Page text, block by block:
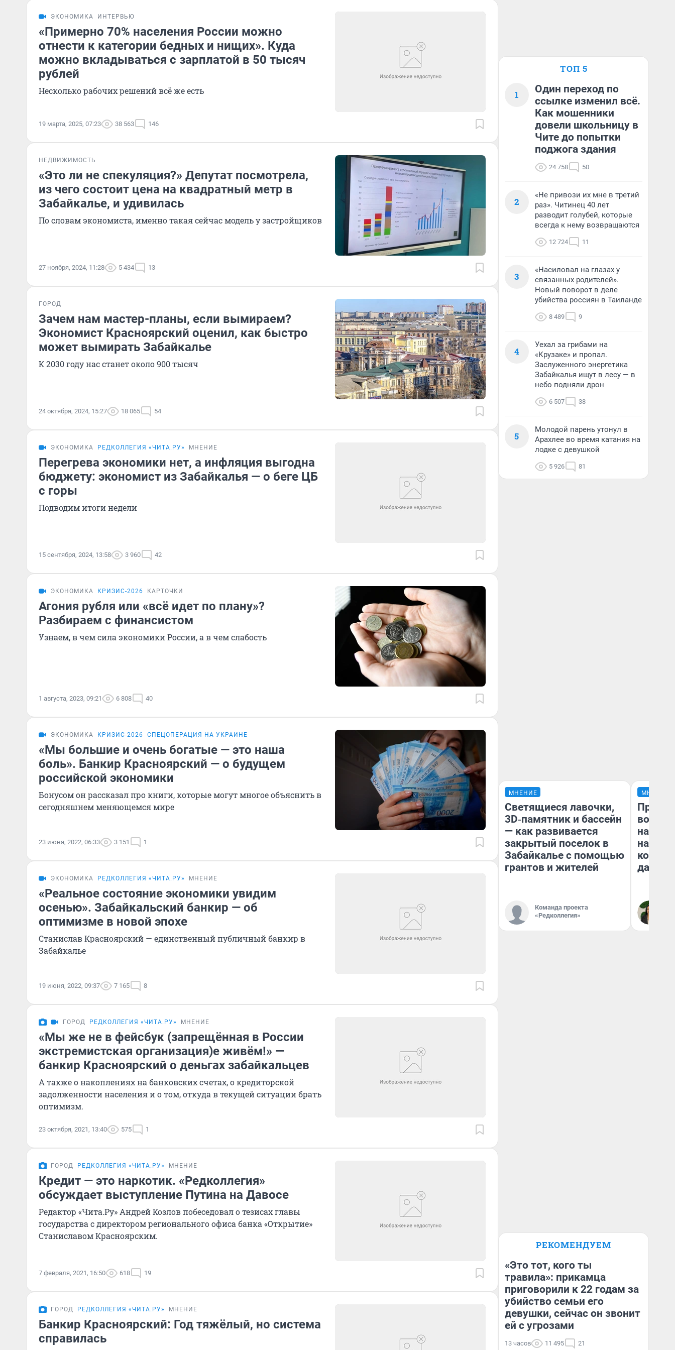
ЭКОНОМИКА ИНТЕРВЬЮ
«Примерно 70% населения России можно
отнести к категории бедных и нищих». Куда
можно вкладываться с зарплатой в 50 тысяч
рублей
Несколько рабочих решений всё же есть
19 марта, 2025, 07:23 38 563 146
НЕДВИЖИМОСТЬ
«Это ли не спекуляция?» Депутат посмотрела,
из чего состоит цена на квадратный метр в
Забайкалье, и удивилась
По словам экономиста, именно такая сейчас модель у застройщиков
27 ноября, 2024, 11:28 5 434 13
ГОРОД
Зачем нам мастер-планы, если вымираем?
Экономист Красноярский оценил, как быстро
может вымирать Забайкалье
К 2030 году нас станет около 900 тысяч
24 октября, 2024, 15:27 18 065 54
ЭКОНОМИКА РЕДКОЛЛЕГИЯ «ЧИТА.РУ» МНЕНИЕ
Перегрева экономики нет, а инфляция выгодна
бюджету: экономист из Забайкалья — о беге ЦБ
с горы
Подводим итоги недели
15 сентября, 2024, 13:58 3 960 42
ЭКОНОМИКА КРИЗИС-2026 КАРТОЧКИ
Агония рубля или «всё идет по плану»?
Разбираем с финансистом
Узнаем, в чем сила экономики России, а в чем слабость
1 августа, 2023, 09:21 6 808 40
ЭКОНОМИКА КРИЗИС-2026 СПЕЦОПЕРАЦИЯ НА УКРАИНЕ
«Мы большие и очень богатые — это наша
боль». Банкир Красноярский — о будущем
российской экономики
Бонусом он рассказал про книги, которые могут многое объяснить в
сегодняшнем меняющемся мире
23 июня, 2022, 06:33 3 151 1
ЭКОНОМИКА РЕДКОЛЛЕГИЯ «ЧИТА.РУ» МНЕНИЕ
«Реальное состояние экономики увидим
осенью». Забайкальский банкир — об
оптимизме в новой эпохе
Станислав Красноярский — единственный публичный банкир в
Забайкалье
19 июня, 2022, 09:37 7 165 8
ГОРОД РЕДКОЛЛЕГИЯ «ЧИТА.РУ» МНЕНИЕ
«Мы же не в фейсбук (запрещённая в России
экстремистская организация)е живём!» —
банкир Красноярский о деньгах забайкальцев
А также о накоплениях на банковских счетах, о кредиторской
задолженности населения и о том, откуда в текущей ситуации брать
оптимизм.
23 октября, 2021, 13:40 575 1
ГОРОД РЕДКОЛЛЕГИЯ «ЧИТА.РУ» МНЕНИЕ
Кредит — это наркотик. «Редколлегия»
обсуждает выступление Путина на Давосе
Редактор «Чита.Ру» Андрей Козлов побеседовал о тезисах главы
государства с директором регионального офиса банка «Открытие»
Станиславом Красноярским.
7 февраля, 2021, 16:50 618 19
ГОРОД РЕДКОЛЛЕГИЯ «ЧИТА.РУ» МНЕНИЕ
Банкир Красноярский: Год тяжёлый, но система
справилась
ТОП 5
1
Один переход по
ссылке изменил всё.
Как мошенники
довели школьницу в
Чите до попытки
поджога здания
24 758 50
2
«Не привози их мне в третий
раз». Читинец 40 лет
разводит голубей, которые
всегда к нему возвращаются
12 724 11
3
«Насиловал на глазах у
связанных родителей».
Новый поворот в деле
убийства россиян в Таиланде
8 489 9
4
Уехал за грибами на
«Крузаке» и пропал.
Заслуженного энергетика
Забайкалья ищут в лесу — в
небо подняли дрон
6 507 38
5
Молодой парень утонул в
Арахлее во время катания на
лодке с девушкой
5 926 81
МНЕНИЕ
Светящиеся лавочки,
3D‑памятник и бассейн
— как развивается
закрытый поселок в
Забайкалье с помощью
грантов и жителей
Команда проекта
«Редколлегия»
МНЕНИЕ
нам
даже
РЕКОМЕНДУЕМ
«Это тот, кого ты
травила»: прикамца
приговорили к 22 годам за
убийство семьи его
девушки, сейчас он звонит
ей с угрозами
13 часов 11 495 21